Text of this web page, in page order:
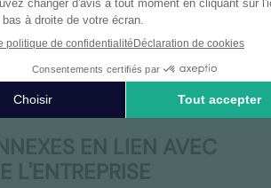
de crédit, covenant, ...)
EN LIEN AVEC